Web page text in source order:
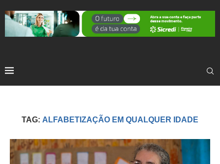
TAG: ALFABETIZAÇÃO EM QUALQUER IDADE